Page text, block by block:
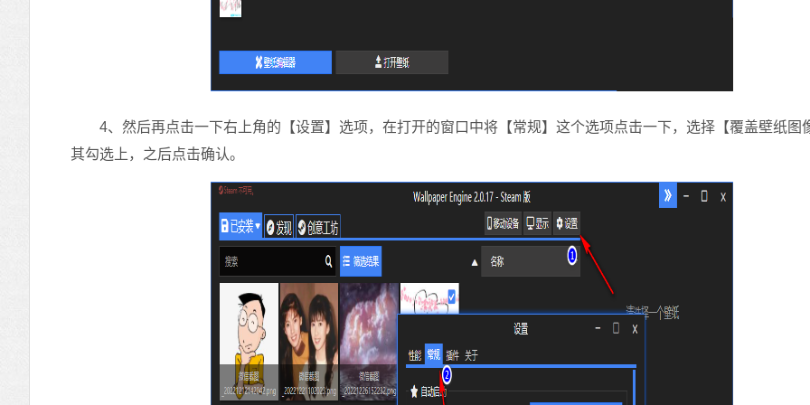
4、然后再点击一下右上角的【设置】选项，在打开的窗口中将【常规】这个选项点击一下，选择【覆盖壁纸图
其勾选上，之后点击确认。